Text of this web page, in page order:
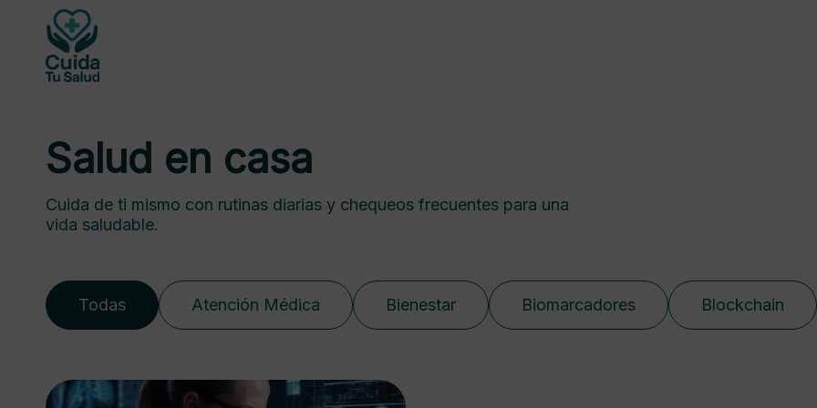
Salud en casa
Cuida de ti mismo con rutinas diarias y chequeos frecuentes para una
vida saludable.
Todas Atención Médica Bienestar Biomarcadores Blockchain